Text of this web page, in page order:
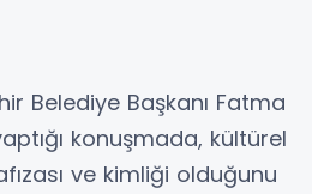
Belediye Başkanı Fatma
konuşmada, kültürel
ve kimliği olduğunu